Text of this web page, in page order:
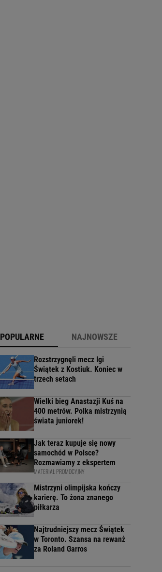
POPULARNE NAJNOWSZE
Rozstrzygnęli mecz Igi
Świątek z Kostiuk. Koniec w
trzech setach
Wielki bieg Anastazji Kuś na
400 metrów. Polka mistrzynią
świata juniorek!
Jak teraz kupuje się nowy
samochód w Polsce?
Rozmawiamy z ekspertem
MATERIAŁ PROMOCYJNY
Mistrzyni olimpijska kończy
karierę. To żona znanego
piłkarza
Najtrudniejszy mecz Świątek
w Toronto. Szansa na rewanż
za Roland Garros